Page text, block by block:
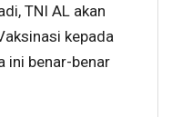
TNI AL akan
kepada
ini benar-benar